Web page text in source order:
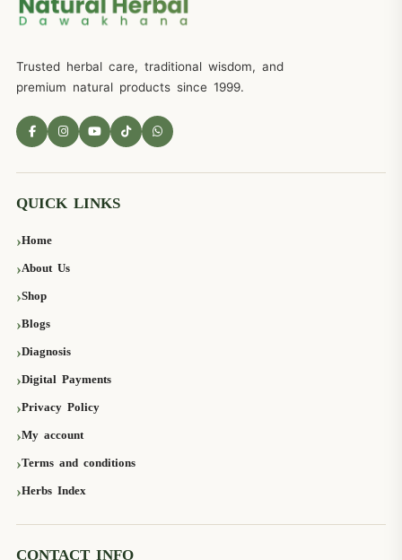
Trusted herbal care, traditional wisdom, and
premium natural products since 1999.
QUICK LINKS
Home
About Us
Shop
Blogs
Diagnosis
Digital Payments
Privacy Policy
My account
Terms and conditions
Herbs Index
CONTACT INFO